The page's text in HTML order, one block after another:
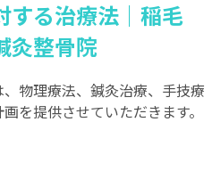
する治療法｜稲毛
整骨院
物理療法、鍼灸治療、手技療
を提供させていただきます。